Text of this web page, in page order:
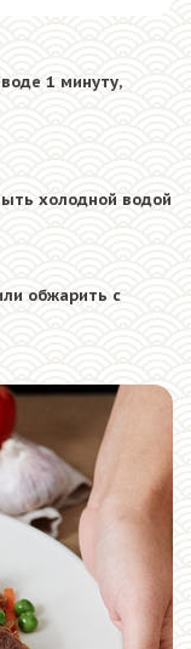
видео
1 минуту,
холодной водой
обжарить с